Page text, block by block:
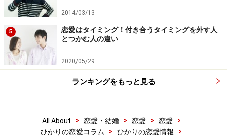
2014/03/13
5
恋愛はタイミング！付き合うタイミングを外す人
とつかむ人の違い
2020/05/29
ランキングをもっと見る
All About > 恋愛・結婚 > 恋愛 > 恋愛
>
ひかりの恋愛コラム
> ひかりの恋愛情報
>